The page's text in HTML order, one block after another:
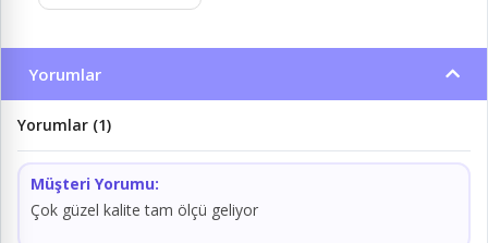
Yorumlar
Yorumlar (1)
Müşteri Yorumu:
Çok güzel kalite tam ölçü geliyor